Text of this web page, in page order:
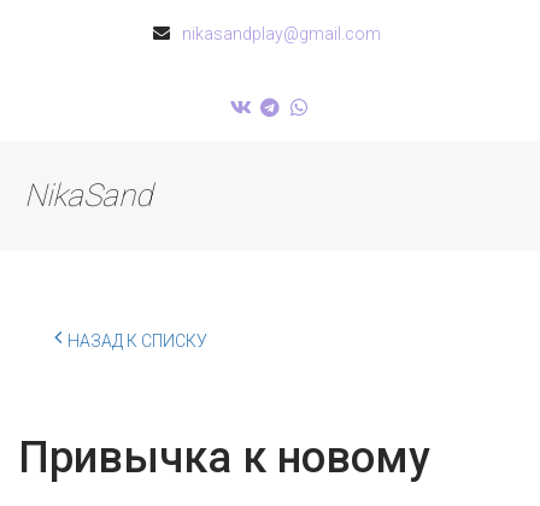
nikasandplay@gmail.com
NikaSand
НАЗАД К СПИСКУ
Привычка к новому